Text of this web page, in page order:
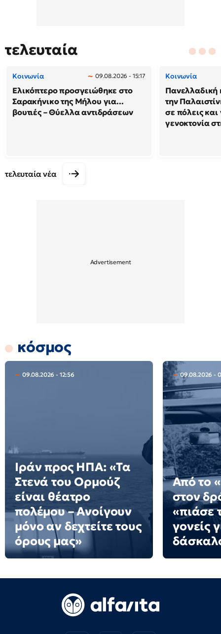
τελευταία
Κοινωνία 09.08.2026 - 15:17
Ελικόπτερο προσγειώθηκε στο
Σαρακήνικο της Μήλου για...
βουτιές – Θύελλα αντιδράσεων
Κοινωνία
Πανελλαδική
την
σε πόλεις και
γενοκτονία
τελευταία νέα
κόσμος
09.08.2026 - 12:56
Ιράν προς ΗΠΑ: «Τα
Στενά του Ορμούζ
είναι θέατρο
πολέμου – Ανοίγουν
μόνο αν δεχτείτε τους
όρους μας»
09.08.2026 -
Από το
στον
«πιάσε
γονείς